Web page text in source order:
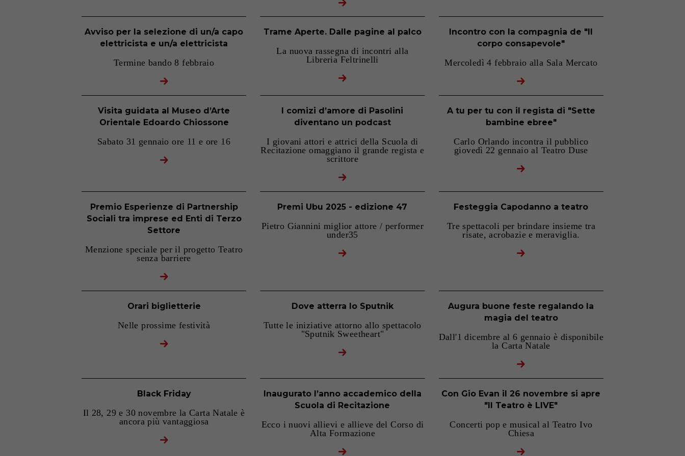
Avviso per la selezione di un/a capo
elettricista e un/a elettricista
Termine bando 8 febbraio
Trame Aperte. Dalle pagine al palco
La nuova rassegna di incontri alla
Libreria Feltrinelli
Incontro con la compagnia de "Il
corpo consapevole"
Mercoledì 4 febbraio alla Sala Mercato
Visita guidata al Museo d’Arte
Orientale Edoardo Chiossone
Sabato 31 gennaio ore 11 e ore 16
I comizi d’amore di Pasolini
diventano un podcast
I giovani attori e attrici della Scuola di
Recitazione omaggiano il grande regista e
scrittore
A tu per tu con il regista di "Sette
bambine ebree"
Carlo Orlando incontra il pubblico
giovedì 22 gennaio al Teatro Duse
Premio Esperienze di Partnership
Sociali tra imprese ed Enti di Terzo
Settore
Menzione speciale per il progetto Teatro
senza barriere
Premi Ubu 2025 - edizione 47
Pietro Giannini miglior attore / performer
under35
Festeggia Capodanno a teatro
Tre spettacoli per brindare insieme tra
risate, acrobazie e meraviglia.
Orari biglietterie
Nelle prossime festività
Dove atterra lo Sputnik
Tutte le iniziative attorno allo spettacolo
"Sputnik Sweetheart"
Augura buone feste regalando la
magia del teatro
Dall'1 dicembre al 6 gennaio è disponibile
la Carta Natale
Black Friday
Il 28, 29 e 30 novembre la Carta Natale è
ancora più vantaggiosa
Inaugurato l’anno accademico della
Scuola di Recitazione
Ecco i nuovi allievi e allieve del Corso di
Alta Formazione
Con Gio Evan il 26 novembre si apre
"Il Teatro è LIVE"
Concerti pop e musical al Teatro Ivo
Chiesa